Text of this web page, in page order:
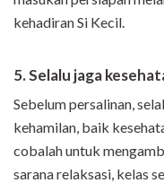
kehadiran Si Kecil.
5.Selalu jaga
Sebelum persalinan,
kehamilan, baik
cobalah untuk
sarana relaksasi, kelas